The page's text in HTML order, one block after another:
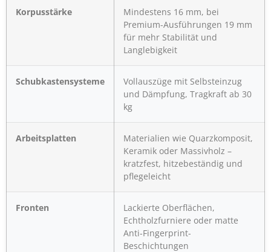
Korpusstärke
Mindestens 16 mm, bei
Premium-Ausführungen 19 mm
für mehr Stabilität und
Langlebigkeit
Schubkastensysteme
Vollauszüge mit Selbsteinzug
und Dämpfung, Tragkraft ab 30
kg
Arbeitsplatten
Materialien wie Quarzkomposit,
Keramik oder Massivholz –
kratzfest, hitzebeständig und
pflegeleicht
Fronten
Lackierte Oberflächen,
Echtholzfurniere oder matte
Anti-Fingerprint-
Beschichtungen